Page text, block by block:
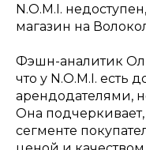
N.O.M.I.
магазин на
Фэшн-аналитик
что у N.O.M.I. есть
арендодателями,
Она
сегменте